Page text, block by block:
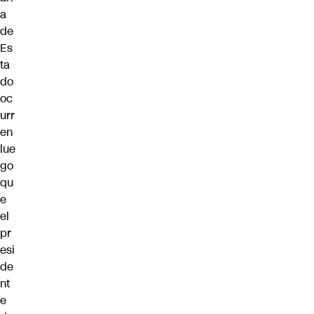
a
de
Es
ta
do
oc
urr
en
lue
go
qu
e
el
pr
esi
de
nt
e